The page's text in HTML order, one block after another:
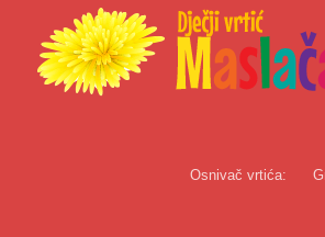
Osnivač vrtića: